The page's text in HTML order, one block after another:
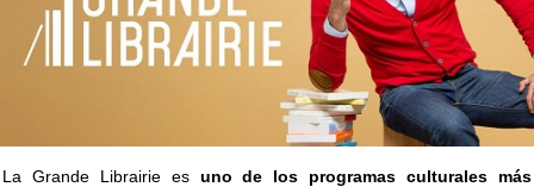
La Grande Librairie es uno de los programas culturales más